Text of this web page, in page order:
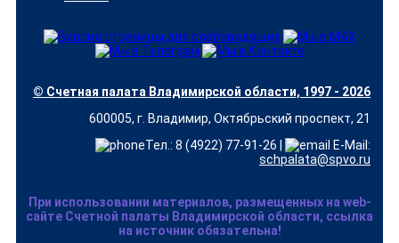
© Счетная палата Владимирской области, 1997 - 2026
600005, г. Владимир, Октябрьский проспект, 21
Тел.: 8 (4922) 77-91-26 |
E-Mail:
schpalata@spvo.ru
При использовании материалов, размещенных на web-
сайте Счетной палаты Владимирской области, ссылка
на источник обязательна!